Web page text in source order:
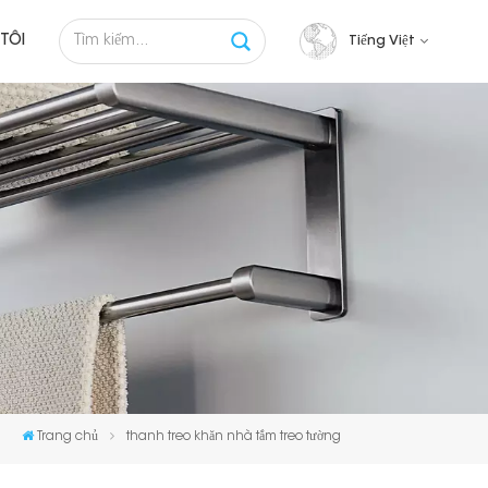
Tiếng Việt
English
français
русский
español
Trang chủ thanh treo khăn nhà tắm treo tường